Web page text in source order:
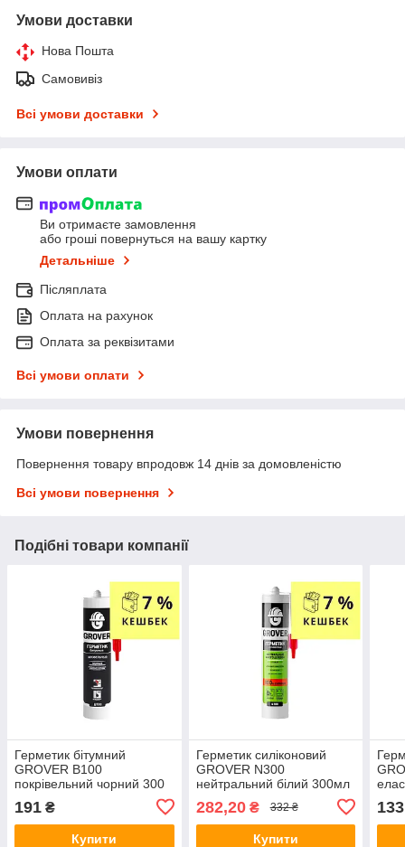
Умови доставки
Нова Пошта
Самовивіз
Всі умови доставки
Умови оплати
Ви отримаєте замовлення
або гроші повернуться на вашу картку
Детальніше
Післяплата
Оплата на рахунок
Оплата за реквізитами
Всі умови оплати
Умови повернення
Повернення товару впродовж 14 днів за домовленістю
Всі умови повернення
Подібні товари компанії
Герметик бітумний
GROVER В100
покрівельний чорний 300
191 ₴
Купити
Герметик силіконовий
GROVER N300
нейтральний білий 300мл
282,20₴ 332 ₴
Купити
133